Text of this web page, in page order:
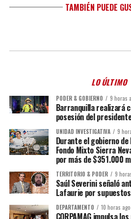
TAMBIÉN PUEDE
LO ÚLTIMO
PODER & GOBIERNO 9 horas
Barranquilla realizará
posesión del
UNIDAD INVESTIGATIVA 9
Durante el gobierno
Fondo Mixto Sierra
por más de $351.000
TERRITORIO & PODER 9
Saúl Severini señaló
Lafaurie por
DEPARTAMENTO 10 horas ago
CORPAMAG impulsa